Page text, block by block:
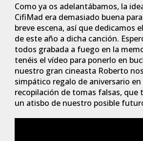
Como ya os adelantábamos, la
CifiMad era demasiado buena
breve escena, así que dedicamos
de este año a dicha canción.
todos grabada a fuego en la
tenéis el vídeo para ponerlo en
nuestro gran cineasta Roberto
simpático regalo de aniversario
recopilación de tomas falsas, que
un atisbo de nuestro posible